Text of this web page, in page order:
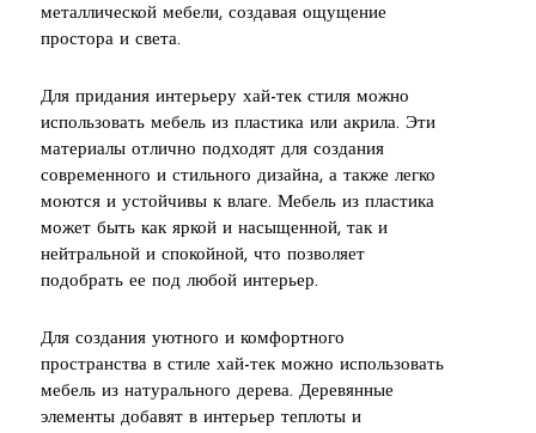
металлической мебели, создавая ощущение
простора и света.
Для придания интерьеру хай-тек стиля можно
использовать мебель из пластика или акрила. Эти
материалы отлично подходят для создания
современного и стильного дизайна, а также легко
моются и устойчивы к влаге. Мебель из пластика
может быть как яркой и насыщенной, так и
нейтральной и спокойной, что позволяет
подобрать ее под любой интерьер.
Для создания уютного и комфортного
пространства в стиле хай-тек можно использовать
мебель из натурального дерева. Деревянные
элементы добавят в интерьер теплоты и